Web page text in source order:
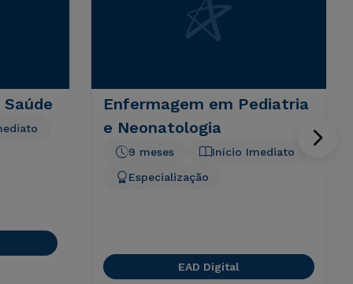
Enfermagem em Pediatria
e Neonatologia
Início Imediato
9 meses
Especialização
EAD Digital